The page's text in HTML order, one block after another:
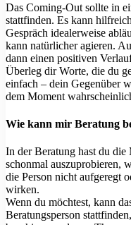
Das Coming-Out sollte in
stattfinden. Es kann
Gespräch idealerweise
kann natürlicher agieren.
dann einen positiven
Überleg dir Worte, die du
einfach – dein Gegenüber
dem Moment
Wie kann mir Beratung
In der Beratung hast du
schonmal auszuprobieren,
die Person nicht aufgeregt
wirken.
Wenn du möchtest, kann
Beratungsperson